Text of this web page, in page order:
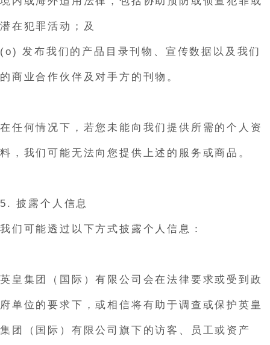
潜在犯罪活动；及
(o) 发布我们的产品目录刊物、宣传数据以及我们
的商业合作伙伴及对手方的刊物。
在任何情况下，若您未能向我们提供所需的个人资
料，我们可能无法向您提供上述的服务或商品。
5. 披露个人信息
我们可能透过以下方式披露个人信息：
英皇集团（国际）有限公司会在法律要求或受到政
府单位的要求下，或相信将有助于调查或保护英皇
集团（国际）有限公司旗下的访客、员工或资产